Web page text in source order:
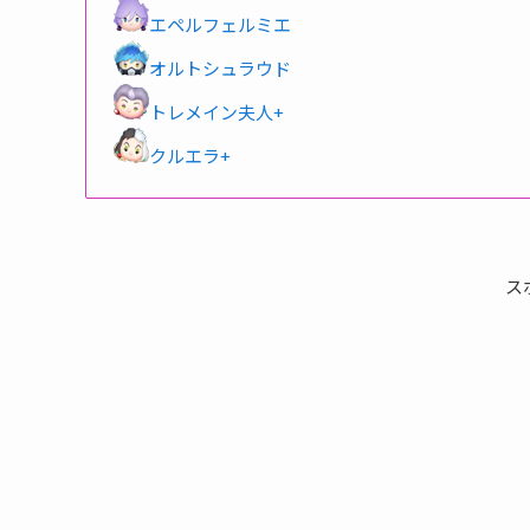
エペルフェルミエ
オルトシュラウド
トレメイン夫人+
クルエラ+
ス